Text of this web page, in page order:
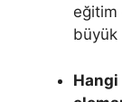
eğitim
büyük